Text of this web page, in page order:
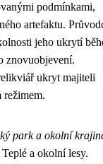
podmínkami,
artefaktu.
jeho ukrytí
znovuobjevení.
ukryt majiteli
režimem.
park a okolní
a okolní lesy.